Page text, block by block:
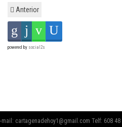
Anterior
powered by social2s
mail: cartagenadehoy1@gmail.com Telf: 608 48